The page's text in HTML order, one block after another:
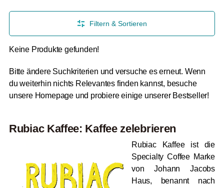
Filtern & Sortieren
Keine Produkte gefunden!
Bitte ändere Suchkriterien und versuche es erneut. Wenn
du weiterhin nichts Relevantes finden kannst, besuche
unsere Homepage und probiere einige unserer Bestseller!
Rubiac Kaffee: Kaffee zelebrieren
Rubiac Kaffee ist die
Specialty Coffee Marke
von Johann Jacobs
Haus, benannt nach